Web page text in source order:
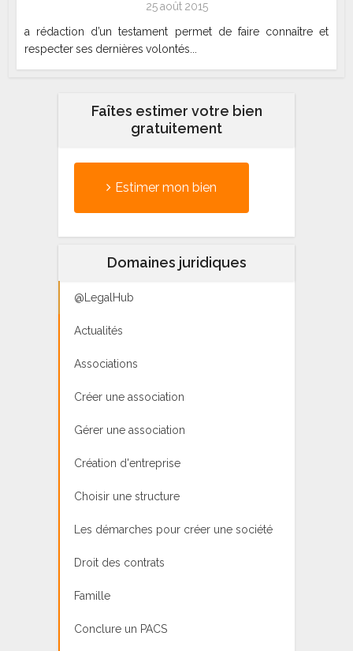
25 août 2015
a rédaction d’un testament permet de faire connaître et
respecter ses dernières volontés...
Faîtes estimer votre bien
gratuitement
Estimer mon bien
Domaines juridiques
@LegalHub
Actualités
Associations
Créer une association
Gérer une association
Création d'entreprise
Choisir une structure
Les démarches pour créer une société
Droit des contrats
Famille
Conclure un PACS